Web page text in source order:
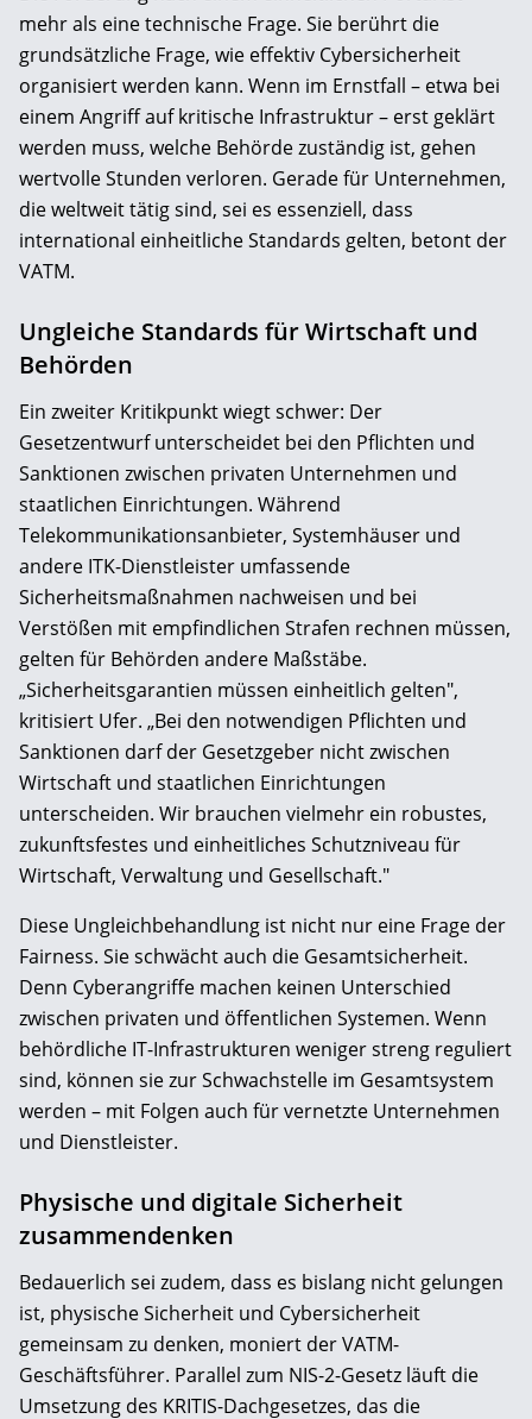
mehr als eine technische Frage. Sie berührt die
grundsätzliche Frage, wie effektiv Cybersicherheit
organisiert werden kann. Wenn im Ernstfall – etwa bei
einem Angriff auf kritische Infrastruktur – erst geklärt
werden muss, welche Behörde zuständig ist, gehen
wertvolle Stunden verloren. Gerade für Unternehmen,
die weltweit tätig sind, sei es essenziell, dass
international einheitliche Standards gelten, betont der
VATM.
Ungleiche Standards für Wirtschaft und
Behörden
Ein zweiter Kritikpunkt wiegt schwer: Der
Gesetzentwurf unterscheidet bei den Pflichten und
Sanktionen zwischen privaten Unternehmen und
staatlichen Einrichtungen. Während
Telekommunikationsanbieter, Systemhäuser und
andere ITK-Dienstleister umfassende
Sicherheitsmaßnahmen nachweisen und bei
Verstößen mit empfindlichen Strafen rechnen müssen,
gelten für Behörden andere Maßstäbe.
„Sicherheitsgarantien müssen einheitlich gelten",
kritisiert Ufer. „Bei den notwendigen Pflichten und
Sanktionen darf der Gesetzgeber nicht zwischen
Wirtschaft und staatlichen Einrichtungen
unterscheiden. Wir brauchen vielmehr ein robustes,
zukunftsfestes und einheitliches Schutzniveau für
Wirtschaft, Verwaltung und Gesellschaft."
Diese Ungleichbehandlung ist nicht nur eine Frage der
Fairness. Sie schwächt auch die Gesamtsicherheit.
Denn Cyberangriffe machen keinen Unterschied
zwischen privaten und öffentlichen Systemen. Wenn
behördliche IT-Infrastrukturen weniger streng reguliert
sind, können sie zur Schwachstelle im Gesamtsystem
werden – mit Folgen auch für vernetzte Unternehmen
und Dienstleister.
Physische und digitale Sicherheit
zusammendenken
Bedauerlich sei zudem, dass es bislang nicht gelungen
ist, physische Sicherheit und Cybersicherheit
gemeinsam zu denken, moniert der VATM-
Geschäftsführer. Parallel zum NIS-2-Gesetz läuft die
Umsetzung des KRITIS-Dachgesetzes, das die